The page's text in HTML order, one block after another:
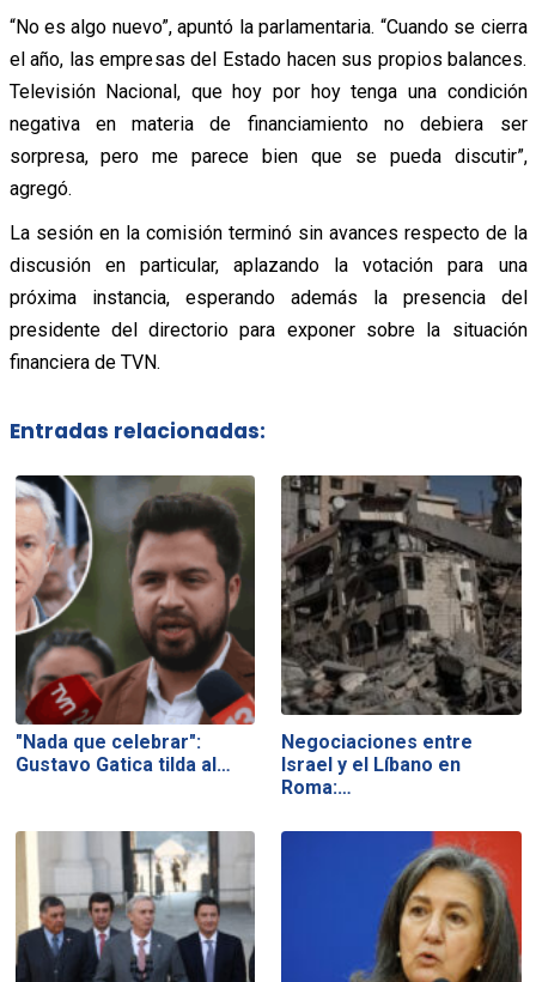
“No es algo nuevo”, apuntó la parlamentaria. “Cuando se cierra
el año, las empresas del Estado hacen sus propios balances.
Televisión Nacional, que hoy por hoy tenga una condición
negativa en materia de financiamiento no debiera ser
sorpresa, pero me parece bien que se pueda discutir”,
agregó.
La sesión en la comisión terminó sin avances respecto de la
discusión en particular, aplazando la votación para una
próxima instancia, esperando además la presencia del
presidente del directorio para exponer sobre la situación
financiera de TVN.
Entradas relacionadas:
"Nada que celebrar":
Gustavo Gatica tilda al…
Negociaciones entre
Israel y el Líbano en
Roma:…